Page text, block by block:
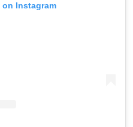
Instagram